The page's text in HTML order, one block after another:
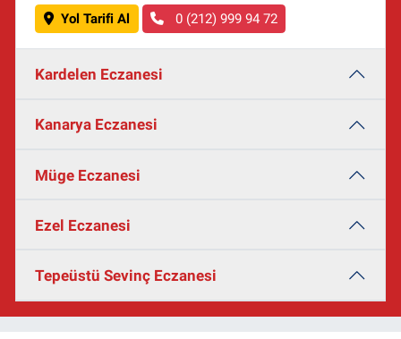
Yol Tarifi Al 0 (212) 999 94 72
Kardelen Eczanesi
Kanarya Eczanesi
Müge Eczanesi
Ezel Eczanesi
Tepeüstü Sevinç Eczanesi